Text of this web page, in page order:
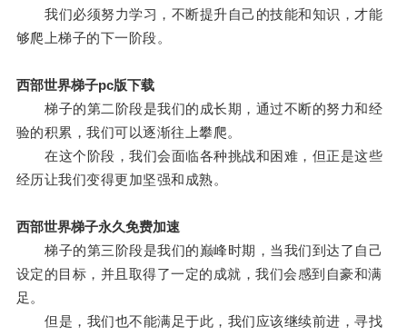
我们必须努力学习，不断提升自己的技能和知识，才能
够爬上梯子的下一阶段。
西部世界梯子pc版下载
梯子的第二阶段是我们的成长期，通过不断的努力和经
验的积累，我们可以逐渐往上攀爬。
在这个阶段，我们会面临各种挑战和困难，但正是这些
经历让我们变得更加坚强和成熟。
西部世界梯子永久免费加速
梯子的第三阶段是我们的巅峰时期，当我们到达了自己
设定的目标，并且取得了一定的成就，我们会感到自豪和满
足。
但是，我们也不能满足于此，我们应该继续前进，寻找